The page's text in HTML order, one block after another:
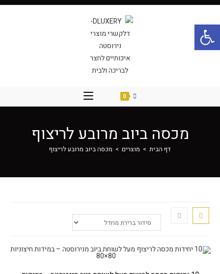
0
מכסה ביוב מרובע לריצוף
דף הבית > מוצרים > מכסה ביוב מרובע לריצוף
הוספה לסל
פתח סרגל נגישות